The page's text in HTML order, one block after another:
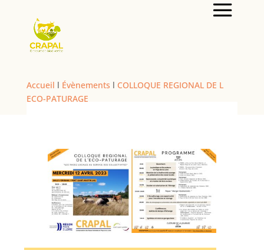
Accueil l Évènements l COLLOQUE REGIONAL DE L
ECO-PATURAGE